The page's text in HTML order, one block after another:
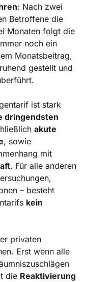
: Nach zwei
Betroffene die
Monaten folgt die
noch ein
Monatsbeitrag,
gestellt und
ist stark
dringendsten
akute
, sowie
mit
. Für alle anderen
– besteht
kein
privaten
Erst wenn alle
die Reaktivierung